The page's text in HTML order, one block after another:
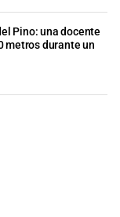
Pino: una docente
metros durante un